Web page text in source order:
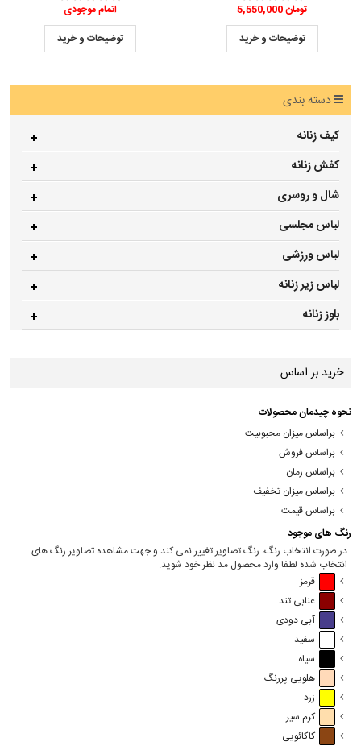
5,550,000 تومان
توضیحات و خرید
اتمام موجودی
توضیحات و خرید
دسته بندی
کیف زنانه
کفش زنانه
شال و روسری
لباس مجلسی
لباس ورزشی
لباس زیر زنانه
بلوز زنانه
خرید بر اساس
نحوه چیدمان محصولات
براساس میزان محبوبیت
براساس فروش
براساس زمان
براساس میزان تخفیف
براساس قیمت
رنگ های موجود
در صورت انتخاب رنگ، رنگ تصاویر تغییر نمی کند و جهت مشاهده تصاویر رنگ های
انتخاب شده لطفا وارد محصول مد نظر خود شوید.
قرمز
عنابی تند
آبی دودی
سفید
سیاه
هلویی پررنگ
زرد
کرم سیر
کاکائویی